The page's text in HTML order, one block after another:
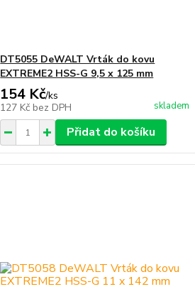
DT5055 DeWALT Vrták do kovu
EXTREME2 HSS-G 9,5 x 125 mm
154 Kč/ks
127 Kč bez DPH skladem
Přidat do košíku